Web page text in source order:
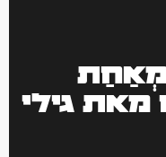
מְאַחַת
גילי